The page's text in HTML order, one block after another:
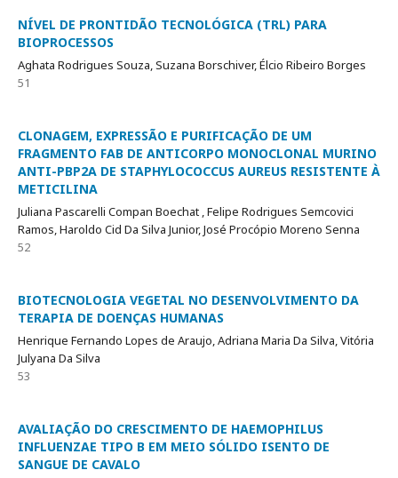
NÍVEL DE PRONTIDÃO TECNOLÓGICA (TRL) PARA
BIOPROCESSOS
Aghata Rodrigues Souza, Suzana Borschiver, Élcio Ribeiro Borges
51
CLONAGEM, EXPRESSÃO E PURIFICAÇÃO DE UM
FRAGMENTO FAB DE ANTICORPO MONOCLONAL MURINO
ANTI-PBP2A DE STAPHYLOCOCCUS AUREUS RESISTENTE À
METICILINA
Juliana Pascarelli Compan Boechat , Felipe Rodrigues Semcovici
Ramos, Haroldo Cid Da Silva Junior, José Procópio Moreno Senna
52
BIOTECNOLOGIA VEGETAL NO DESENVOLVIMENTO DA
TERAPIA DE DOENÇAS HUMANAS
Henrique Fernando Lopes de Araujo, Adriana Maria Da Silva, Vitória
Julyana Da Silva
53
AVALIAÇÃO DO CRESCIMENTO DE HAEMOPHILUS
INFLUENZAE TIPO B EM MEIO SÓLIDO ISENTO DE
SANGUE DE CAVALO